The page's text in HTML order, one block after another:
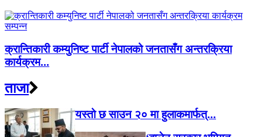
क्रान्तिकारी कम्युनिष्ट पार्टी नेपालको जनतासँग अन्तरक्रिया
कार्यक्रम...
ताजा
यस्तो छ साउन २० मा हुलाकमार्फत्...